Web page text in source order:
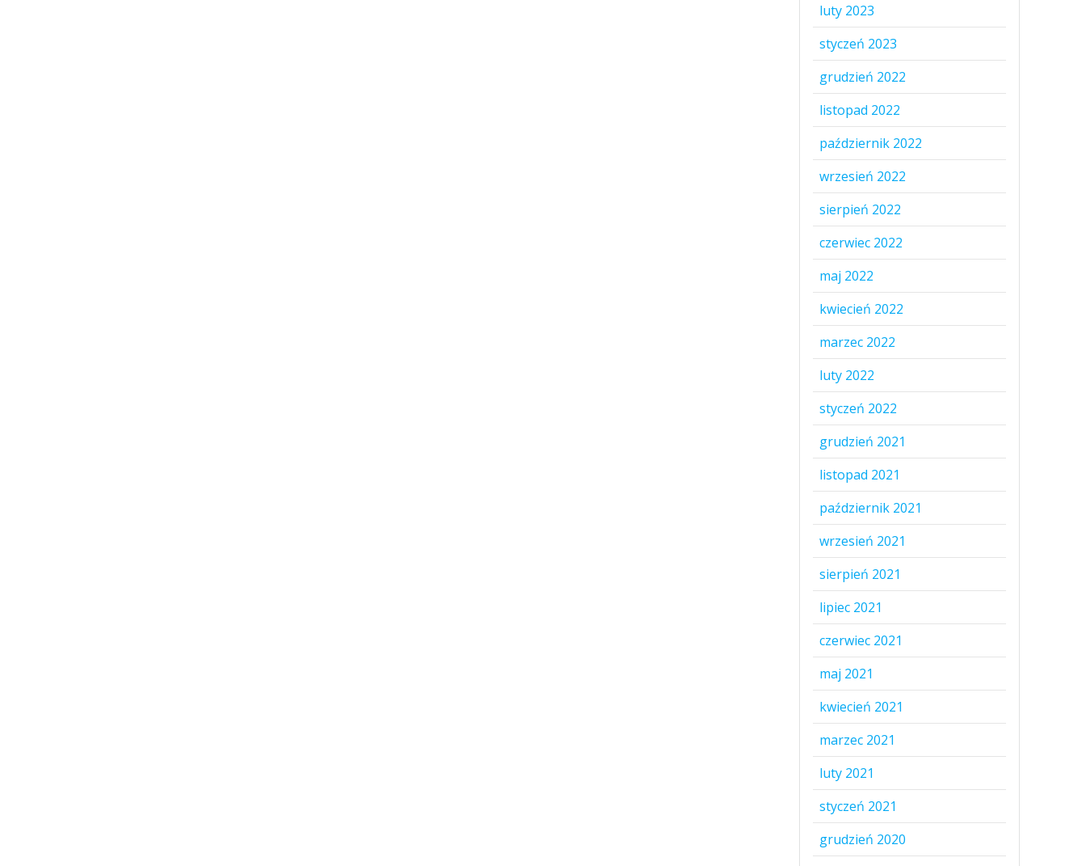
luty 2023
styczeń 2023
grudzień 2022
listopad 2022
październik 2022
wrzesień 2022
sierpień 2022
czerwiec 2022
maj 2022
kwiecień 2022
marzec 2022
luty 2022
styczeń 2022
grudzień 2021
listopad 2021
październik 2021
wrzesień 2021
sierpień 2021
lipiec 2021
czerwiec 2021
maj 2021
kwiecień 2021
marzec 2021
luty 2021
styczeń 2021
grudzień 2020